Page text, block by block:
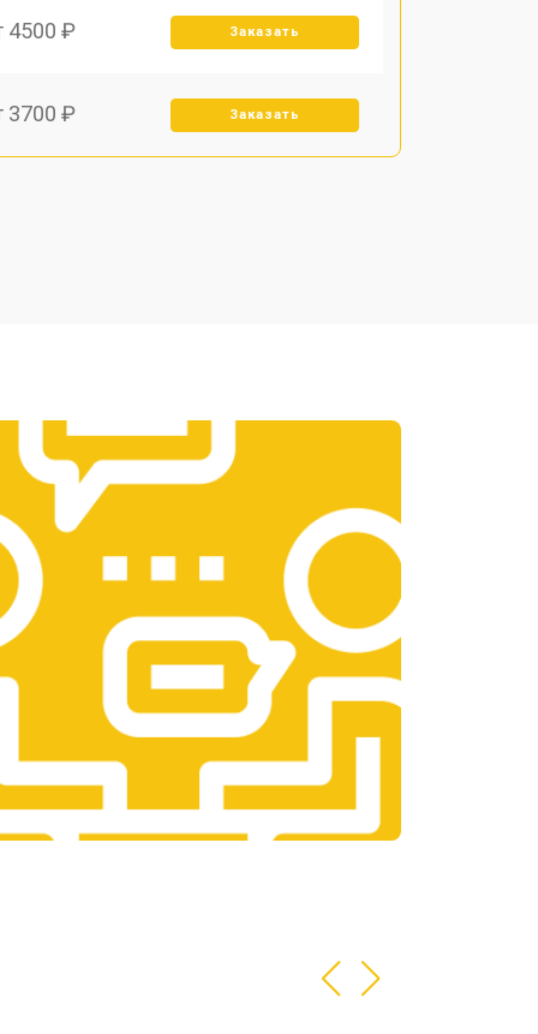
4500 ₽ Заказать
3700 ₽ Заказать